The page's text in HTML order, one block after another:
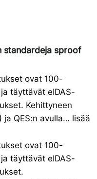
standardeja sproof
ovat 100-
täyttävät eIDAS-
Kehittyneen
ja QES:n avulla… lisää
ovat 100-
täyttävät eIDAS-